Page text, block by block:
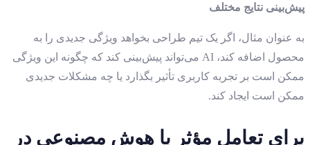
پیش‌بینی نتایج مختلف
به عنوان مثال، اگر یک تیم طراحی بخواهد ویژگی جدیدی را به
محصول اضافه کند، AI می‌تواند پیش‌بینی کند که چگونه این ویژگی
ممکن است بر تجربه کاربری تأثیر بگذارد یا چه مشکلات جدیدی
ممکن است ایجاد کند.
برای تعامل مؤثر با هوش مصنوعی در